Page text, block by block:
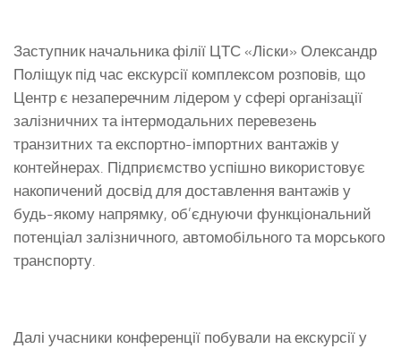
Заступник начальника філії ЦТС «Ліски» Олександр
Поліщук під час екскурсії комплексом розповів, що
Центр є незаперечним лідером у сфері організації
залізничних та інтермодальних перевезень
транзитних та експортно-імпортних вантажів у
контейнерах. Підприємство успішно використовує
накопичений досвід для доставлення вантажів у
будь-якому напрямку, об’єднуючи функціональний
потенціал залізничного, автомобільного та морського
транспорту.
Далі учасники конференції побували на екскурсії у